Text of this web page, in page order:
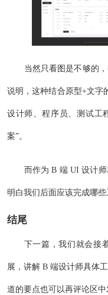
当然只看图是不够的
说明，这种结合原型+文字
设计师、程序员、测试工
案”。
而作为 B 端 UI 设计
明白我们后面应该完成哪
结尾
下一篇，我们就会接
展，讲解 B 端设计师具体
道的要点也可以再评论区中